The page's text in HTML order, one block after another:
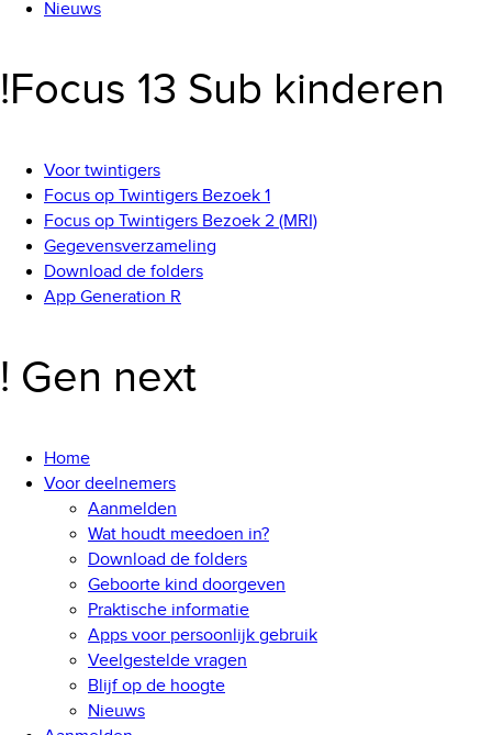
Nieuws
!Focus 13 Sub kinderen
Voor twintigers
Focus op Twintigers Bezoek 1
Focus op Twintigers Bezoek 2 (MRI)
Gegevensverzameling
Download de folders
App Generation R
! Gen next
Home
Voor deelnemers
Aanmelden
Wat houdt meedoen in?
Download de folders
Geboorte kind doorgeven
Praktische informatie
Apps voor persoonlijk gebruik
Veelgestelde vragen
Blijf op de hoogte
Nieuws